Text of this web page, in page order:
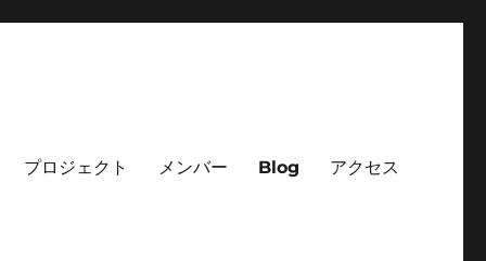
プロジェクト メンバー Blog アクセス